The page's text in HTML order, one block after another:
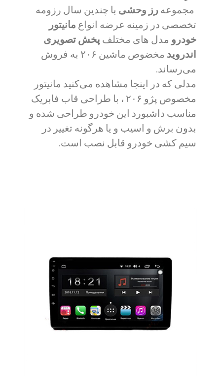
مجموعه رز وحشی با چندین سال رزومه
تخصصی در زمینه عرضه انواع مانیتور
خودرو مدل های مختلف پخش تصویری
اندروید
مخضوص ماشین ۲۰۶ به فروش
می‌رساند.
مدلی که در اینجا مشاهده می‌کنید مانیتور
مخصوص پژو ۲۰۶ ،
با طراحی قاب فابریک
مناسب داشبورد این خودرو طراحی شده و
بدون برش و اسیب و یا هرگونه تغییر در
سیم کشی خودرو قابل نصب است.